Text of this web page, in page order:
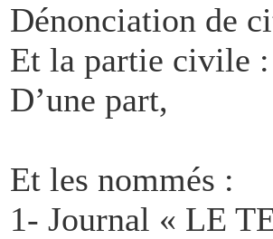
Dénonciation de
Et la partie civile :
D’une part,
Et les nommés :
1- Journal « LE